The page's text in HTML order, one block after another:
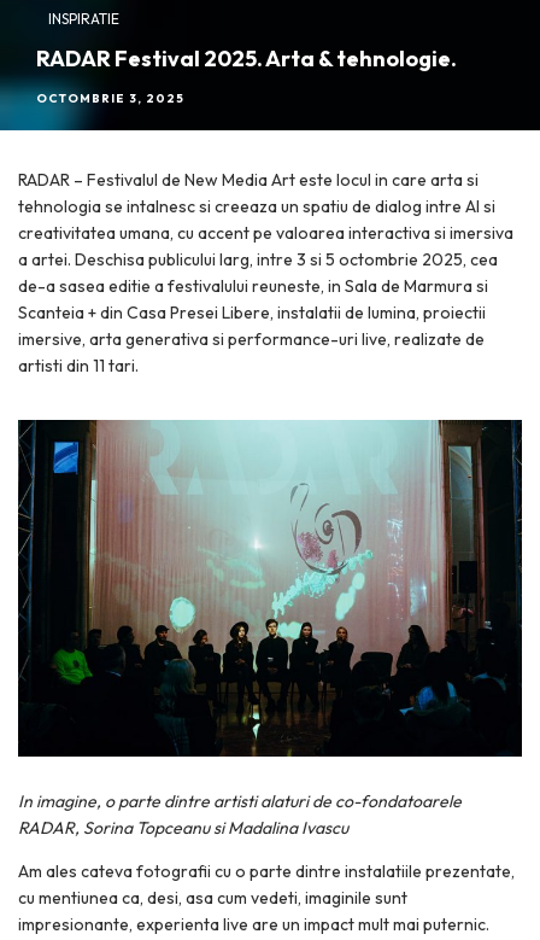
INSPIRATIE
RADAR Festival 2025. Arta & tehnologie.
OCTOMBRIE 3, 2025
RADAR – Festivalul de New Media Art este locul in care arta si
tehnologia se intalnesc si creeaza un spatiu de dialog intre AI si
creativitatea umana, cu accent pe valoarea interactiva si imersiva
a artei. Deschisa publicului larg, intre 3 si 5 octombrie 2025, cea
de-a sasea editie a festivalului reuneste, in Sala de Marmura si
Scanteia + din Casa Presei Libere, instalatii de lumina, proiectii
imersive, arta generativa si performance-uri live, realizate de
artisti din 11 tari.
In imagine, o parte dintre artisti alaturi de co-fondatoarele
RADAR, Sorina Topceanu si Madalina Ivascu
Am ales cateva fotografii cu o parte dintre instalatiile prezentate,
cu mentiunea ca, desi, asa cum vedeti, imaginile sunt
impresionante, experienta live are un impact mult mai puternic.